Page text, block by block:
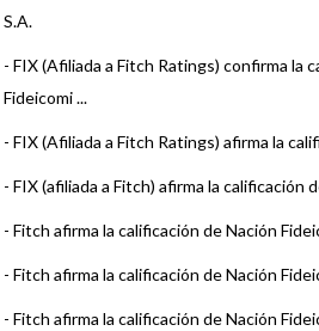
S.A.
- FIX (Afiliada a Fitch Ratings) confirma la
Fideicomi ...
- FIX (Afiliada a Fitch Ratings) afirma la
- FIX (afiliada a Fitch) afirma la calificación
- Fitch afirma la calificación de Nación
- Fitch afirma la calificación de Nación
- Fitch afirma la calificación de Nación